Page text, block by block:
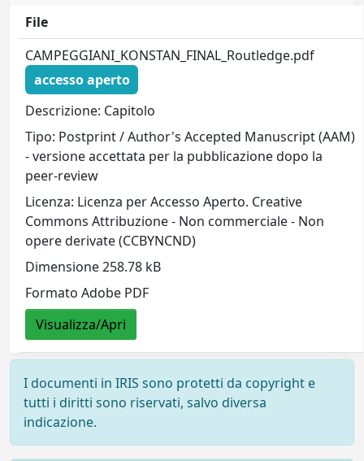
File
CAMPEGGIANI_KONSTAN_FINAL_Routledge.pdf
accesso aperto
Descrizione: Capitolo
Tipo: Postprint / Author's Accepted Manuscript (AAM)
- versione accettata per la pubblicazione dopo la
peer-review
Licenza: Licenza per Accesso Aperto. Creative
Commons Attribuzione - Non commerciale - Non
opere derivate (CCBYNCND)
Dimensione 258.78 kB
Formato Adobe PDF
Visualizza/Apri
I documenti in IRIS sono protetti da copyright e
tutti i diritti sono riservati, salvo diversa
indicazione.